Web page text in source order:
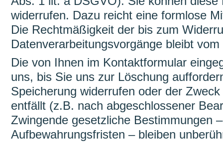
widerrufen. Dazu reicht eine formlose
Die Rechtmäßigkeit der bis zum
Datenverarbeitungsvorgänge bleibt
Die von Ihnen im Kontaktformular
uns, bis Sie uns zur Löschung
Speicherung widerrufen oder der
entfällt (z.B. nach abgeschlossener
Zwingende gesetzliche Bestimmungen
Aufbewahrungsfristen – bleiben